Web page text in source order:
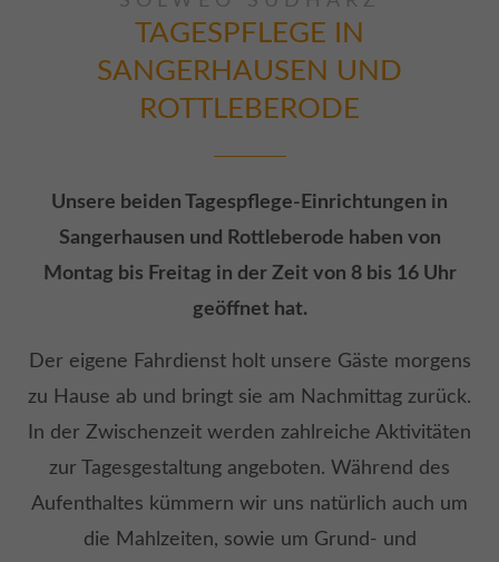
TAGESPFLEGE IN
SANGERHAUSEN UND
ROTTLEBERODE
Unsere beiden Tagespflege-Einrichtungen in
Sangerhausen und Rottleberode haben von
Montag bis Freitag in der Zeit von 8 bis 16 Uhr
geöffnet hat.
Der eigene Fahrdienst holt unsere Gäste morgens
zu Hause ab und bringt sie am Nachmittag zurück.
In der Zwischenzeit werden zahlreiche Aktivitäten
zur Tagesgestaltung angeboten. Während des
Aufenthaltes kümmern wir uns natürlich auch um
die Mahlzeiten, sowie um Grund- und